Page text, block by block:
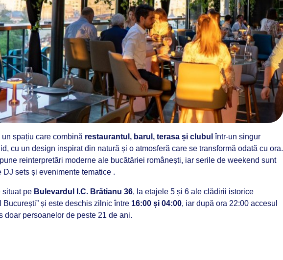
un spațiu care combină restaurantul, barul, terasa și clubul într-un singur
cu un design inspirat din natură și o atmosferă care se transformă odată cu ora.
reinterpretări moderne ale bucătăriei românești, iar serile de weekend sunt
DJ sets și evenimente tematice .​
situat pe Bulevardul I.C. Brătianu 36, la etajele 5 și 6 ale clădirii istorice
București” și este deschis zilnic între 16:00 și 04:00, iar după ora 22:00 accesul
doar persoanelor de peste 21 de ani.